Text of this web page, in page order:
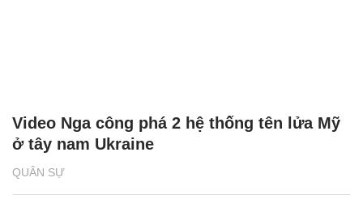
QUÂN SỰ
Video Nga công phá 2 hệ thống tên lửa Mỹ
ở tây nam Ukraine